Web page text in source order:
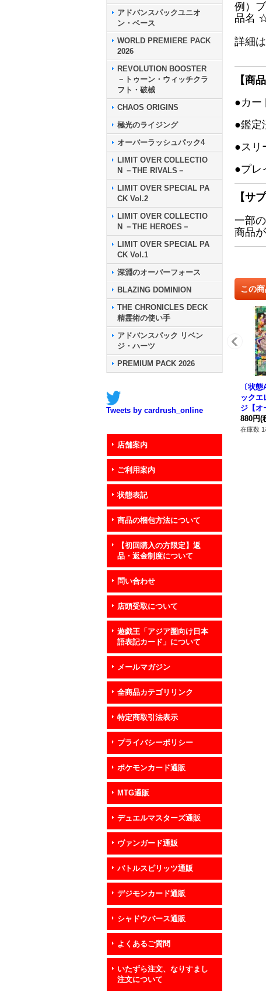
アドバンスパックユニオ
ン・ベース
WORLD PREMIERE PACK
2026
REVOLUTION BOOSTER
－トゥーン・ウィッチクラ
フト・破械
CHAOS ORIGINS
極光のライジング
オーバーラッシュパック4
LIMIT OVER COLLECTIO
N －THE RIVALS－
LIMIT OVER SPECIAL PA
CK Vol.2
LIMIT OVER COLLECTIO
N －THE HEROES－
LIMIT OVER SPECIAL PA
CK Vol.1
深淵のオーバーフォース
BLAZING DOMINION
THE CHRONICLES DECK
精霊術の使い手
アドバンスパック リベン
ジ・ハーツ
PREMIUM PACK 2026
Tweets by cardrush_online
店舗案内
ご利用案内
状態表記
商品の梱包方法について
【初回購入の方限定】返
品・返金制度について
問い合わせ
店頭受取について
遊戯王「アジア圏向け日本
語表記カード」について
メールマガジン
全商品カテゴリリンク
特定商取引法表示
プライバシーポリシー
ポケモンカード通販
MTG通販
デュエルマスターズ通販
ヴァンガード通販
バトルスピリッツ通販
デジモンカード通販
シャドウバース通販
よくあるご質問
いたずら注文、なりすまし
注文について
例）
品名
詳細は
【商
●カー
●鑑定
●スリ
●プレ
【サ
一部
商品
この
〔状
ックエ
ジ【オ
レア】
2}《RD
880円(
在庫数 1